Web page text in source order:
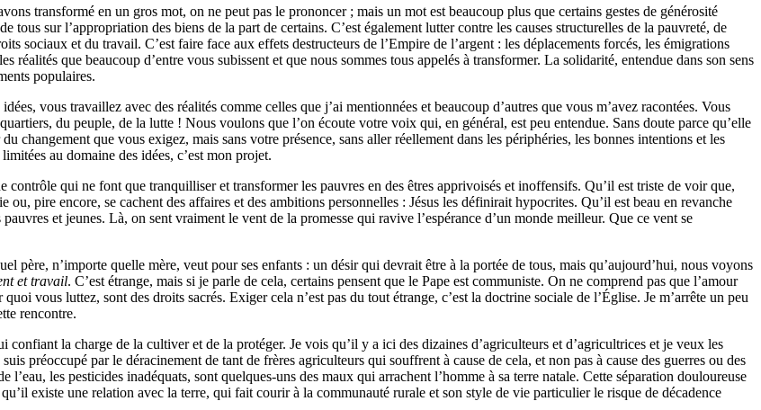
transformé en un gros mot, on ne peut pas le prononcer ; mais un mot est beaucoup plus que certains gestes de générosité
tous sur l’appropriation des biens de la part de certains. C’est également lutter contre les causes structurelles de la pauvreté, de
sociaux et du travail. C’est faire face aux effets destructeurs de l’Empire de l’argent : les déplacements forcés, les émigrations
réalités que beaucoup d’entre vous subissent et que nous sommes tous appelés à transformer. La solidarité, entendue dans son sens
populaires.
vous travaillez avec des réalités comme celles que j’ai mentionnées et beaucoup d’autres que vous m’avez racontées. Vous
du peuple, de la lutte ! Nous voulons que l’on écoute votre voix qui, en général, est peu entendue. Sans doute parce qu’elle
changement que vous exigez, mais sans votre présence, sans aller réellement dans les périphéries, les bonnes intentions et les
au domaine des idées, c’est mon projet.
qui ne font que tranquilliser et transformer les pauvres en des êtres apprivoisés et inoffensifs. Qu’il est triste de voir que,
pire encore, se cachent des affaires et des ambitions personnelles : Jésus les définirait hypocrites. Qu’il est beau en revanche
et jeunes. Là, on sent vraiment le vent de la promesse qui ravive l’espérance d’un monde meilleur. Que ce vent se
père, n’importe quelle mère, veut pour ses enfants : un désir qui devrait être à la portée de tous, mais qu’aujourd’hui, nous voyons
et travail. C’est étrange, mais si je parle de cela, certains pensent que le Pape est communiste. On ne comprend pas que l’amour
vous luttez, sont des droits sacrés. Exiger cela n’est pas du tout étrange, c’est la doctrine sociale de l’Église. Je m’arrête un peu
rencontre.
la charge de la cultiver et de la protéger. Je vois qu’il y a ici des dizaines d’agriculteurs et d’agricultrices et je veux les
préoccupé par le déracinement de tant de frères agriculteurs qui souffrent à cause de cela, et non pas à cause des guerres ou des
les pesticides inadéquats, sont quelques-uns des maux qui arrachent l’homme à sa terre natale. Cette séparation douloureuse
existe une relation avec la terre, qui fait courir à la communauté rurale et son style de vie particulier le risque de décadence